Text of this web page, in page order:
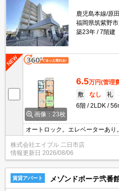
鹿児島本線/原
福岡県筑紫野
築23年
7階建
画像：23枚
6.5万円(管理
敷
なし 礼
6階
2LDK
オートロック。エレベーターあり
付きバス。
株式会社エイブル 二日市店
情報更新日 2026/08/06
賃貸アパート メゾンドボーテ弐番